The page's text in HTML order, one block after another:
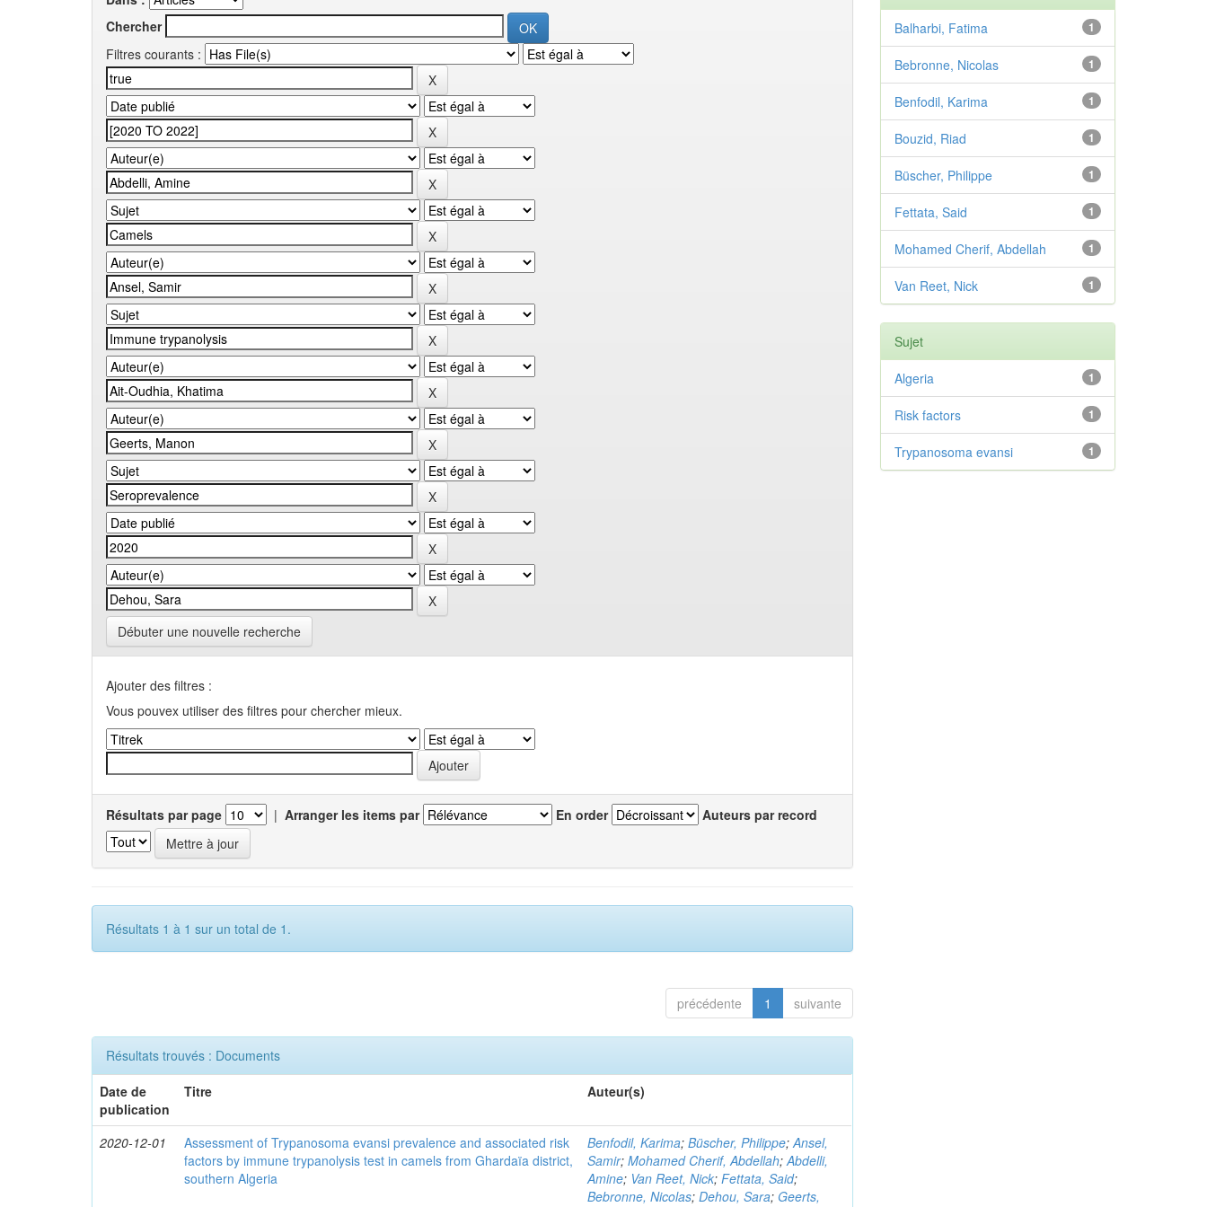
Chercher
Filtres courants :
Débuter une nouvelle recherche
Ajouter des filtres :
Vous pouvex utiliser des filtres pour chercher mieux.
Résultats par page | Arranger les items par En order Auteurs par record
Résultats 1 à 1 sur un total de 1.
précédente 1 suivante
Résultats trouvés : Documents
Date de
publication
Titre Auteur(s)
2020-12-01
Assessment of Trypanosoma evansi prevalence and associated risk
factors by immune trypanolysis test in camels from Ghardaïa district,
southern Algeria
Benfodil, Karima;Büscher, Philippe;Ansel,
Samir;Mohamed Cherif, Abdellah;Abdelli,
Amine; Van Reet, Nick;Fettata, Said;
Bebronne, Nicolas;Dehou, Sara; Geerts,
1
Balharbi, Fatima
1
Bebronne, Nicolas
1
Benfodil, Karima
1
Bouzid, Riad
1
Büscher, Philippe
1
Fettata, Said
1
Mohamed Cherif, Abdellah
1
Van Reet, Nick
Sujet
1
Algeria
1
Risk factors
1
Trypanosoma evansi